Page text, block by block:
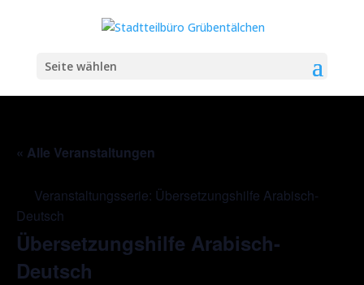
Seite wählen
« Alle Veranstaltungen
Veranstaltungsserie: Übersetzungshilfe Arabisch-
Deutsch
Übersetzungshilfe Arabisch-
Deutsch